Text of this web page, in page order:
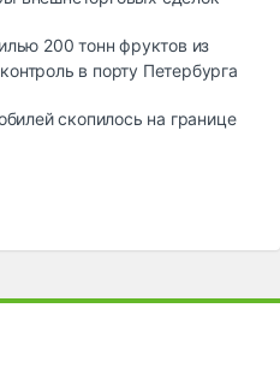
200 тонн фруктов из
в порту Петербурга
скопилось на границе